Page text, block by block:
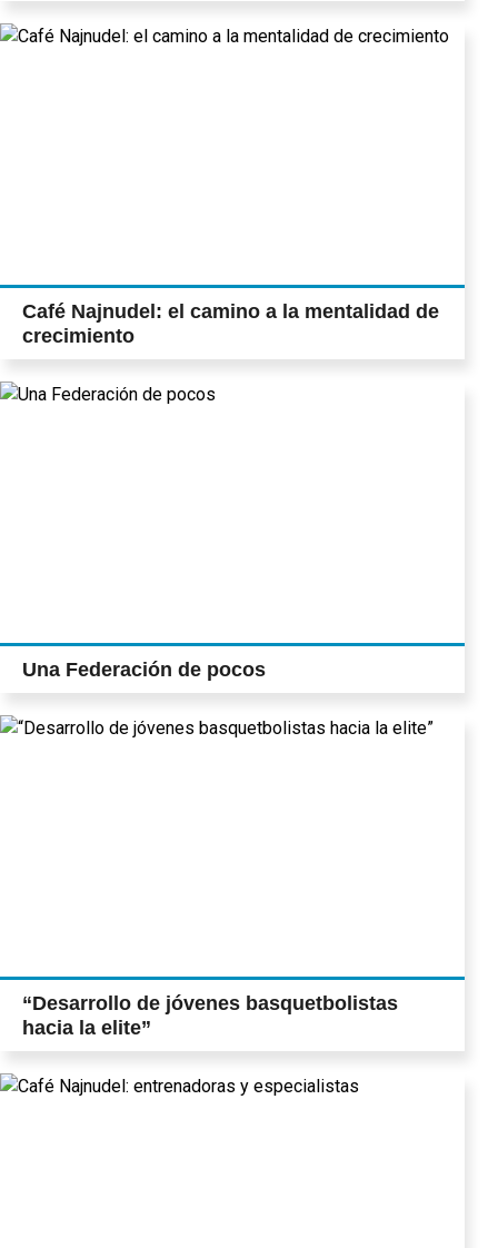
Café Najnudel: el camino a la mentalidad de
crecimiento
Una Federación de pocos
“Desarrollo de jóvenes basquetbolistas
hacia la elite”